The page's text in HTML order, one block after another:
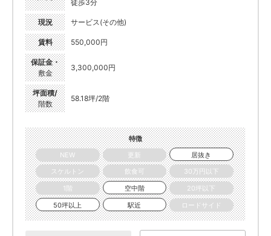
徒歩3分
現況 サービス(その他)
賃料 550,000円
保証金・
敷金
3,300,000円
坪面積/
階数
58.18坪/2階
特徴
NEW
更新
居抜き
スケルトン
飲食可
30万円以下
1階
空中階
20坪以下
50坪以上
駅近 ロードサイド